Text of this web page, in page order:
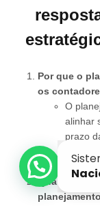
Por que o
os
O
alinhar
prazo
Quais são